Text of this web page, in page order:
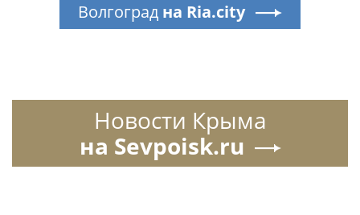
Волгоград на Ria.city
Новости Крыма
на Sevpoisk.ru